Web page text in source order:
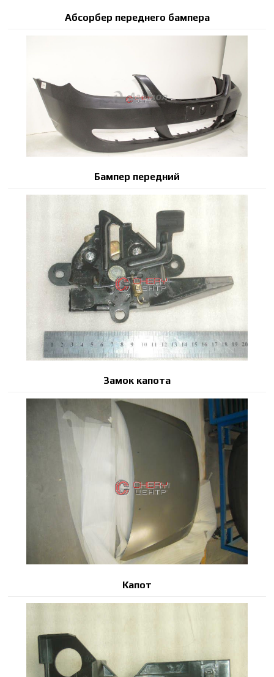
Абсорбер переднего бампера
Бампер передний
Замок капота
Капот